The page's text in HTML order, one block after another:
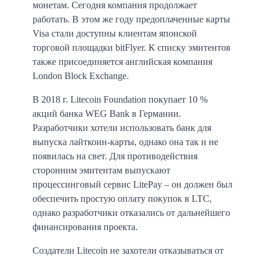
монетам. Сегодня компания продолжает
работать. В этом же году предоплаченные карты
Visa стали доступны клиентам японской
торговой площадки bitFlyer. К списку эмитентов
также присоединяется английская компания
London Block Exchange.
В 2018 г. Litecoin Foundation покупает 10 %
акций банка WEG Bank в Германии.
Разработчики хотели использовать банк для
выпуска лайткоин-карты, однако она так и не
появилась на свет. Для противодействия
сторонним эмитентам выпускают
процессинговый сервис LitePay – он должен был
обеспечить простую оплату покупок в LTC,
однако разработчики отказались от дальнейшего
финансирования проекта.
Создатели Litecoin не захотели отказываться от